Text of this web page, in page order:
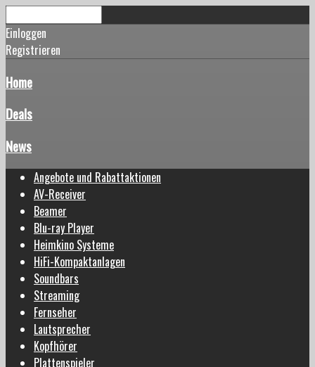
Einloggen
Registrieren
Home
Deals
News
Angebote und Rabattaktionen
AV-Receiver
Beamer
Blu-ray Player
Heimkino Systeme
HiFi-Kompaktanlagen
Soundbars
Streaming
Fernseher
Lautsprecher
Kopfhörer
Plattenspieler